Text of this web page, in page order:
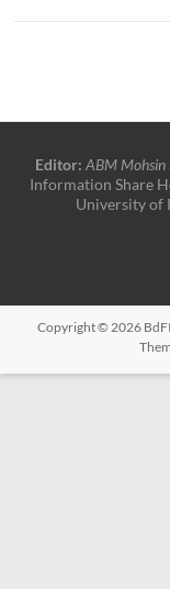
Editor: ABM Mohsin
Information Share
University of
Copyright © 2026